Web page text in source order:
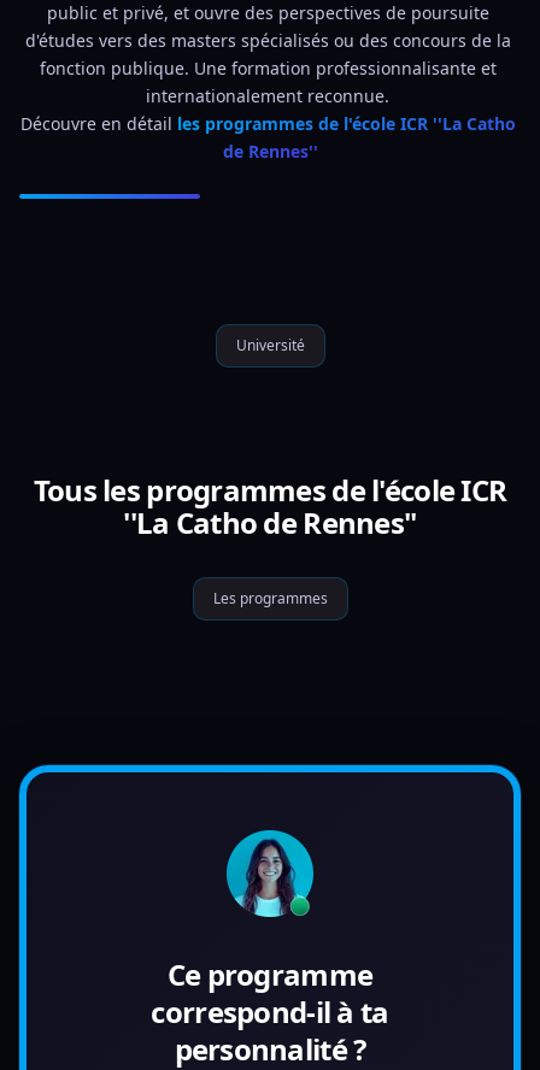
public et privé, et ouvre des perspectives de poursuite
d'études vers des masters spécialisés ou des concours de la
fonction publique. Une formation professionnalisante et
internationalement reconnue.
Découvre en détail les programmes de l'école ICR ''La Catho
de Rennes''
Université
Tous les programmes de l'école ICR
''La Catho de Rennes''
Les programmes
Ce programme
correspond-il à ta
personnalité ?